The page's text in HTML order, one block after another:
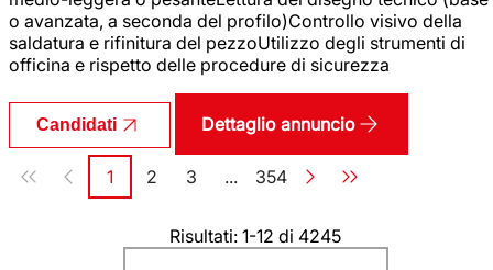
o avanzata, a seconda del profilo)Controllo visivo della
saldatura e rifinitura del pezzoUtilizzo degli strumenti di
officina e rispetto delle procedure di sicurezza
Candidati Dettaglio annuncio
Paginazione
Pagina
1 Pagina
2 Pagina
3 ... Pagina
354
Risultati: 1-12 di 4245